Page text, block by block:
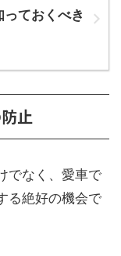
ておくべき
止
でなく、愛車で
る絶好の機会で